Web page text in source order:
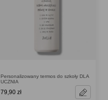
Personalizowany termos do szkoły DLA
UCZNIA
79,90 zł